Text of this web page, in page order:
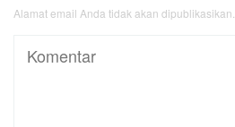
Alamat email Anda tidak akan dipublikasikan.